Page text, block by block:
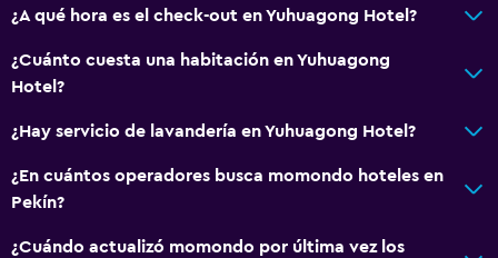
¿A qué hora es el check-out en Yuhuagong Hotel?
¿Cuánto cuesta una habitación en Yuhuagong
Hotel?
¿Hay servicio de lavandería en Yuhuagong Hotel?
¿En cuántos operadores busca momondo hoteles en
Pekín?
¿Cuándo actualizó momondo por última vez los